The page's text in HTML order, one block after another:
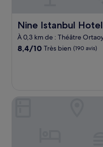
Nine Istanbul Hotel
Nine Istanbul Hotel
À 0,3 km de : Théâtre
8.4
8,4/10 Très bien (190 avis)